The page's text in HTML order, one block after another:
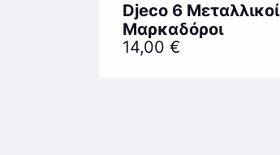
Djeco 6 Μεταλλικοί
Μαρκαδόροι
14,00 €